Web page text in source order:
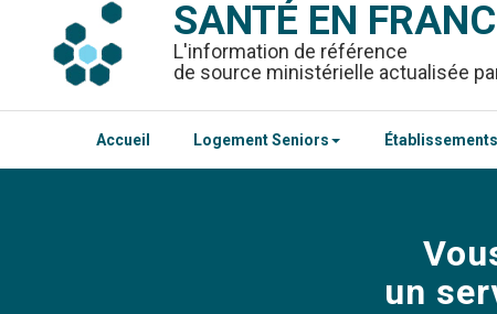
SANTÉ EN
L'information de référence
de source ministérielle actualisée
Accueil Logement Seniors
un